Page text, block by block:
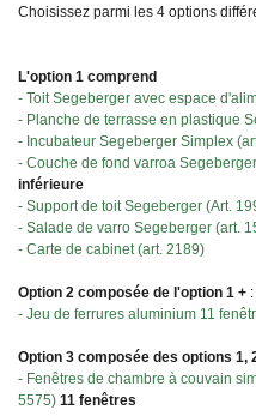
Choisissez parmi les 4 options
L'option 1 comprend
- Toit Segeberger avec espace
- Planche de terrasse en plastique
- Incubateur Segeberger Simplex
- Couche de fond varroa
inférieure
- Support de toit Segeberger (Art.
- Salade de varro Segeberger (art.
- Carte de cabinet (art. 2189)
Option 2 composée de l'option 1 + :
- Jeu de ferrures aluminium 11
Option 3 composée des options 1,
- Fenêtres de chambre à couvain
5575) 11 fenêtres